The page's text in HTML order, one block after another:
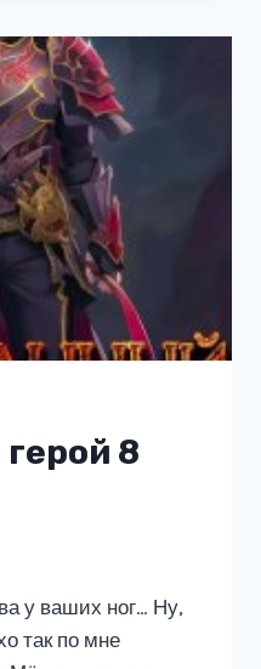
8
у ваших ног… Ну,
так по мне